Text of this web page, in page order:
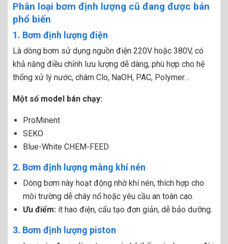
Phân loại bơm định lượng cũ đang được bán
phổ biến
1. Bơm định lượng điện
Là dòng bơm sử dụng nguồn điện 220V hoặc 380V, có
khả năng điều chỉnh lưu lượng dễ dàng, phù hợp cho hệ
thống xử lý nước, châm Clo, NaOH, PAC, Polymer…
Một số model bán chạy:
ProMinent
SEKO
Blue-White CHEM-FEED
2. Bơm định lượng màng khí nén
Dòng bơm này hoạt động nhờ khí nén, thích hợp cho
môi trường dễ cháy nổ hoặc yêu cầu an toàn cao.
Ưu điểm: ít hao điện, cấu tạo đơn giản, dễ bảo dưỡng.
3. Bơm định lượng piston